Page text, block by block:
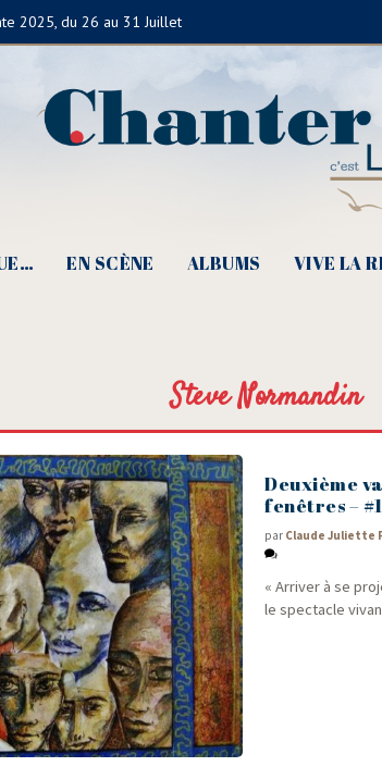
2025, du 26 au 31 Juillet
EN SCÈNE ALBUMS VIVE LA
Steve Normandin
Deuxième
fenêtres – #1
par Claude Juliette
« Arri­ver à se
le spec­tacle